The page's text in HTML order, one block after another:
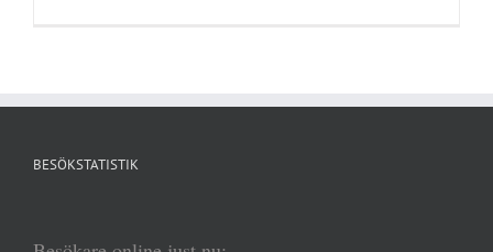
BESÖKSTATISTIK